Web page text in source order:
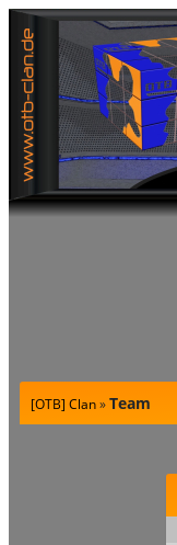
[OTB] Clan»Team